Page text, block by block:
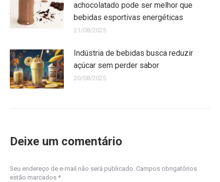
achocolatado pode ser melhor que
bebidas esportivas energéticas
21/08/2025
Indústria de bebidas busca reduzir
açúcar sem perder sabor
20/08/2025
Deixe um comentário
Seu endereço de e-mail não será publicado. Campos obrigatórios
estão marcados *